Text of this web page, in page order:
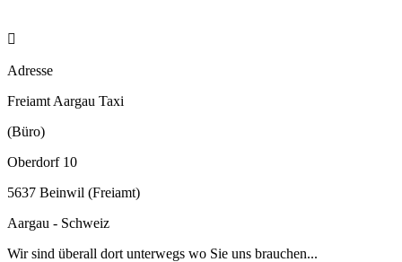

Adresse
Freiamt Aargau Taxi
(Büro)
Oberdorf 10
5637 Beinwil (Freiamt)
Aargau - Schweiz
Wir sind überall dort unterwegs wo Sie uns brauchen...